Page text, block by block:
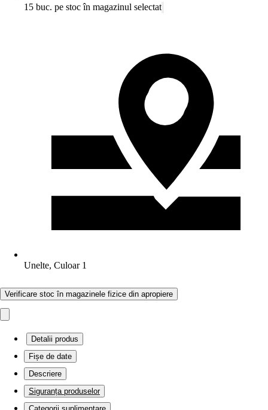
15 buc. pe stoc în magazinul selectat
Unelte, Culoar 1
Verificare stoc în magazinele fizice din apropiere
Detalii produs
Fișe de date
Descriere
Siguranța produselor